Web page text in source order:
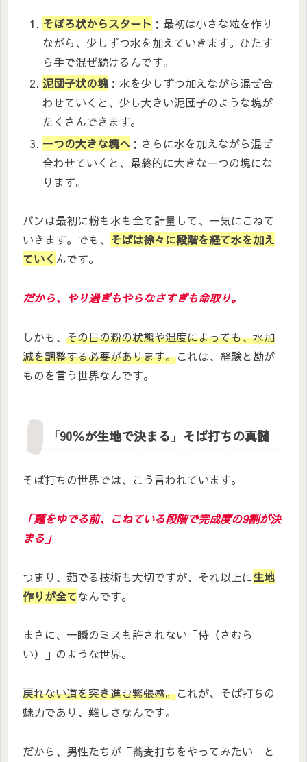
そぼろ状からスタート ：最初は小さな粒を作り
ながら、少しずつ水を加えていきます。ひたす
ら手で混ぜ続けるんです。
泥団子状の塊：水を少しずつ加えながら混ぜ合
わせていくと、少し大きい泥団子のような塊が
たくさんできます。
一つの大きな塊へ ：さらに水を加えながら混ぜ
合わせていくと、最終的に大きな一つの塊にな
ります。
パンは最初に粉も水も全て計量して、一気にこねて
いきます。でも、 そばは徐々に段階を経て水を加え
ていく んです。
だから、やり過ぎもやらなさすぎも命取り。
しかも、 その日の粉の状態や湿度によっても、水加
減を調整する必要があります。これは、経験と勘が
ものを言う世界なんです。
「90％が生地で決まる」そば打ちの真髄
そば打ちの世界では、こう言われています。
「麺をゆでる前、こねている段階で完成度の9割が決
まる」
つまり、茹でる技術も大切ですが、それ以上に生地
作りが全てなんです。
まさに、一瞬のミスも許されない「侍（さむら
い）」のような世界。
戻れない道を突き進む緊張感。これが、そば打ちの
魅力であり、難しさなんです。
だから、男性たちが「蕎麦打ちをやってみたい」と